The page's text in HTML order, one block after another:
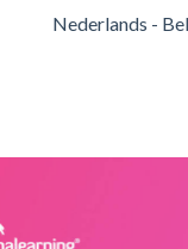
Nederlands -